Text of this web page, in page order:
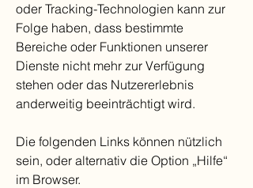
oder Tracking-Technologien kann zur
Folge haben, dass bestimmte
Bereiche oder Funktionen unserer
Dienste nicht mehr zur Verfügung
stehen oder das Nutzererlebnis
anderweitig beeinträchtigt wird.
Die folgenden Links können nützlich
sein, oder alternativ die Option „Hilfe“
im Browser.